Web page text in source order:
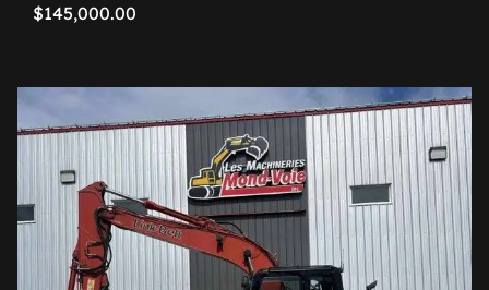
$145,000.00